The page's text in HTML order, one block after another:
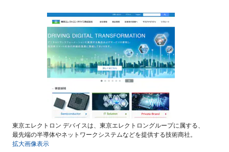
東京エレクトロン デバイスは、東京エレクトロングループに属する、
最先端の半導体やネットワークシステムなどを提供する技術商社。
拡大画像表示